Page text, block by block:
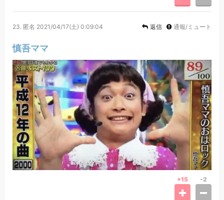
23. 匿名 2021/04/17(土) 0:09:04 返信 通報/ミュート
慎吾ママ
+15 -2